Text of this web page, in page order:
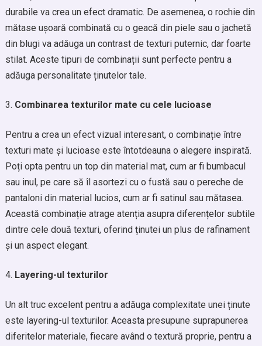
durabile va crea un efect dramatic. De asemenea, o rochie din
mătase ușoară combinată cu o geacă din piele sau o jachetă
din blugi va adăuga un contrast de texturi puternic, dar foarte
stilat. Aceste tipuri de combinații sunt perfecte pentru a
adăuga personalitate ținutelor tale.
Combinarea texturilor mate cu cele lucioase
Pentru a crea un efect vizual interesant, o combinație între
texturi mate și lucioase este întotdeauna o alegere inspirată.
Poți opta pentru un top din material mat, cum ar fi bumbacul
sau inul, pe care să îl asortezi cu o fustă sau o pereche de
pantaloni din material lucios, cum ar fi satinul sau mătasea.
Această combinație atrage atenția asupra diferențelor subtile
dintre cele două texturi, oferind ținutei un plus de rafinament
și un aspect elegant.
Layering-ul texturilor
Un alt truc excelent pentru a adăuga complexitate unei ținute
este layering-ul texturilor. Aceasta presupune suprapunerea
diferitelor materiale, fiecare având o textură proprie, pentru a